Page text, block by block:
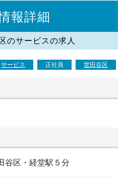
報詳細
のサービスの求人
サービス 正社員 世田谷区
谷区・経堂駅５分